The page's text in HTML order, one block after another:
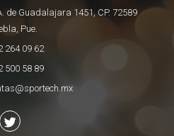
de Guadalajara 1451, CP. 72589
Pue.
264 09 62
500 58 89